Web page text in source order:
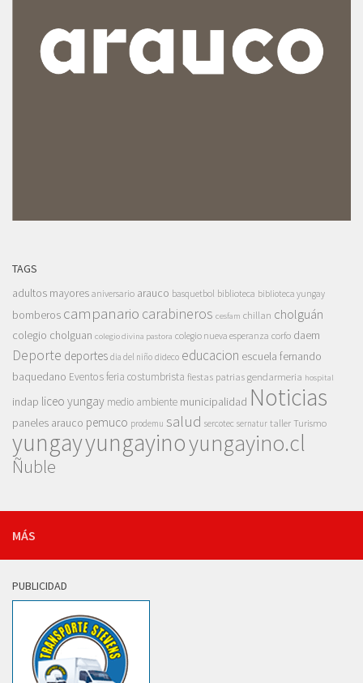
TAGS
adultos mayores aniversario arauco basquetbol biblioteca biblioteca yungay
bomberos campanario carabineros cesfam chillan cholguán
colegio cholguan colegio divina pastora colegio nueva esperanza corfo daem
Deporte deportes dia del niño dideco educacion escuela fernando
baquedano Eventosferia costumbrista fiestas patrias gendarmeria hospital
indap liceo yungay medio ambiente municipalidad Noticias
paneles arauco pemuco prodemu salud sercotec sernatur taller Turismo
yungayyungayinoyungayino.cl
Ñuble
MÁS
PUBLICIDAD